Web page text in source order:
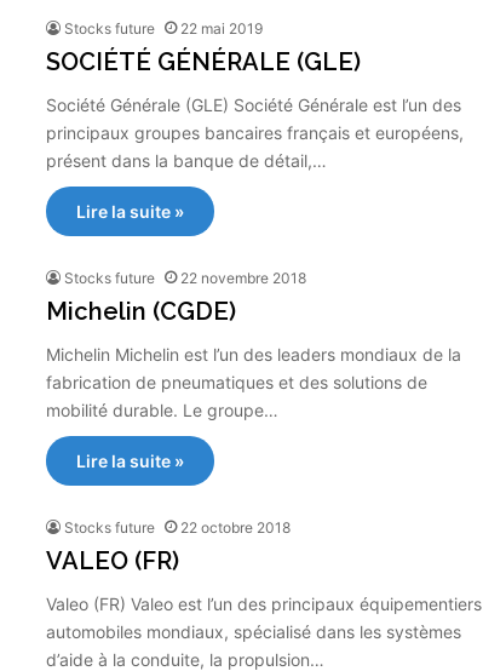
Stocks future 22 mai 2019
SOCIÉTÉ GÉNÉRALE (GLE)
Société Générale (GLE) Société Générale est l’un des
principaux groupes bancaires français et européens,
présent dans la banque de détail,…
Lire la suite »
Stocks future 22 novembre 2018
Michelin (CGDE)
Michelin Michelin est l’un des leaders mondiaux de la
fabrication de pneumatiques et des solutions de
mobilité durable. Le groupe…
Lire la suite »
Stocks future 22 octobre 2018
VALEO (FR)
Valeo (FR) Valeo est l’un des principaux équipementiers
automobiles mondiaux, spécialisé dans les systèmes
d’aide à la conduite, la propulsion…